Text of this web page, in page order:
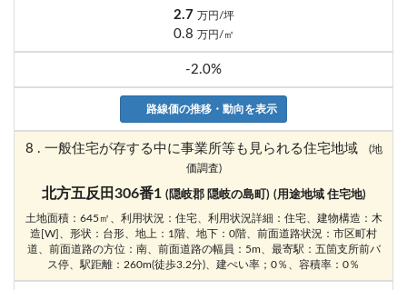
2.7 万円/坪
0.8 万円/㎡
-2.0%
路線価の推移・動向を表示
8 . 一般住宅が存する中に事業所等も見られる住宅地域
(地
価調査)
北方五反田306番1 (隠岐郡 隠岐の島町) (用途地域 住宅地)
土地面積：645㎡、利用状況：住宅、利用状況詳細：住宅、建物構造：木
造[W]、形状：台形、地上：1階、地下：0階、前面道路状況：市区町村
道、前面道路の方位：南、前面道路の幅員：5m、最寄駅：五箇支所前バ
ス停、駅距離：260m(徒歩3.2分)、建ぺい率；0％、容積率：0％